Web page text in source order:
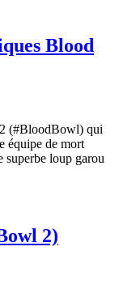
Blood
(#BloodBowl) qui
équipe de mort
superbe loup garou
2)